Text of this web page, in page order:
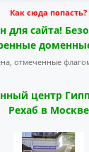
Как сюда попасть?
для сайта!
отмеченные
центр
Рехаб в Москве